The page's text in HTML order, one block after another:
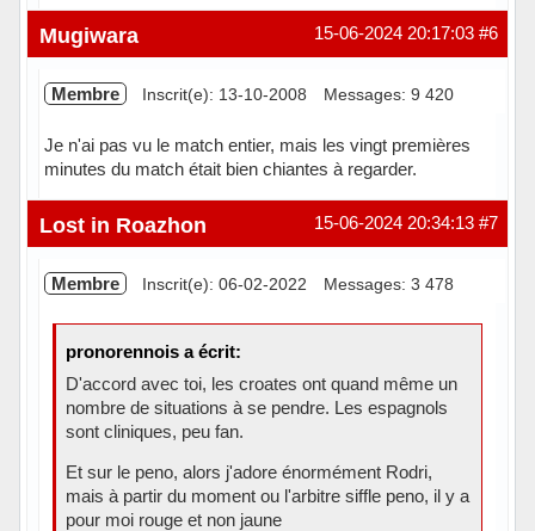
Hors ligne #6
15-06-2024 20:17:03
Mugiwara
Membre Inscrit(e): 13-10-2008 Messages: 9 420
Je n'ai pas vu le match entier, mais les vingt premières
minutes du match était bien chiantes à regarder.
Hors ligne #7
15-06-2024 20:34:13
Lost in Roazhon
Membre Inscrit(e): 06-02-2022 Messages: 3 478
pronorennois a écrit:
D'accord avec toi, les croates ont quand même un
nombre de situations à se pendre. Les espagnols
sont cliniques, peu fan.
Et sur le peno, alors j'adore énormément Rodri,
mais à partir du moment ou l'arbitre siffle peno, il y a
pour moi rouge et non jaune